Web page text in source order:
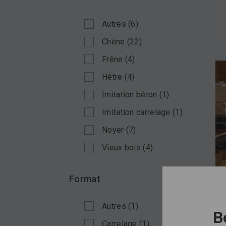
Autres (6)
Chêne (22)
Frêne (4)
Hêtre (4)
Imitation béton (1)
Imitation carrelage (1)
Noyer (7)
Vieux bois (4)
Format
Autres (1)
Carrelage (1)